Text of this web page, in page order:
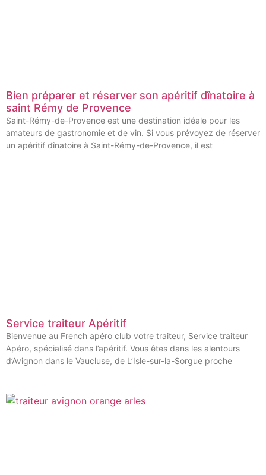
Bien préparer et réserver son apéritif dînatoire à
saint Rémy de Provence
Saint-Rémy-de-Provence est une destination idéale pour les
amateurs de gastronomie et de vin. Si vous prévoyez de réserver
un apéritif dînatoire à Saint-Rémy-de-Provence, il est
Service traiteur Apéritif
Bienvenue au French apéro club votre traiteur, Service traiteur
Apéro, spécialisé dans l’apéritif. Vous êtes dans les alentours
d’Avignon dans le Vaucluse, de L’Isle-sur-la-Sorgue proche